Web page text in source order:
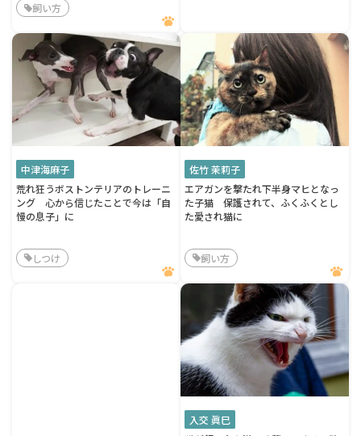
飼い方
中津海麻子
荒れ狂うボストンテリアのトレーニ
ング 心から信じたことで今は「自
慢の息子」に
しつけ
佐竹 茉莉子
エアガンを撃たれ下半身マヒとなっ
た子猫 保護されて、ふくふくとし
た愛され猫に
飼い方
入交 眞巳